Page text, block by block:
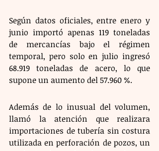
Según datos oficiales, entre enero y
junio importó apenas 119 toneladas
de mercancías bajo el régimen
temporal, pero solo en julio ingresó
68.919 toneladas de acero, lo que
supone un aumento del 57.960 %.
Además de lo inusual del volumen,
llamó la atención que realizara
importaciones de tubería sin costura
utilizada en perforación de pozos, un